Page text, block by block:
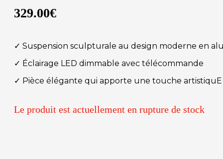
329.00€
✓ Suspension sculpturale au design moderne en
✓ Éclairage LED dimmable avec télécommande
✓ Pièce élégante qui apporte une touche artistiquE
Le produit est actuellement en rupture de stock